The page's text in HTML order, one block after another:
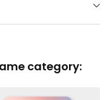
category: